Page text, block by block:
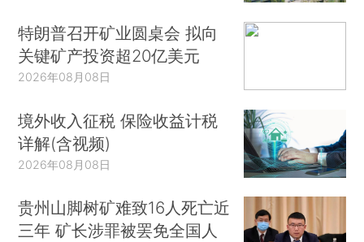
特朗普召开矿业圆桌会 拟向
关键矿产投资超20亿美元
2026年08月08日
境外收入征税 保险收益计税
详解(含视频)
2026年08月08日
贵州山脚树矿难致16人死亡近
三年 矿长涉罪被罢免全国人